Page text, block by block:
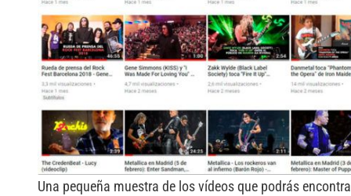
Una pequeña muestra de los vídeos que podrás